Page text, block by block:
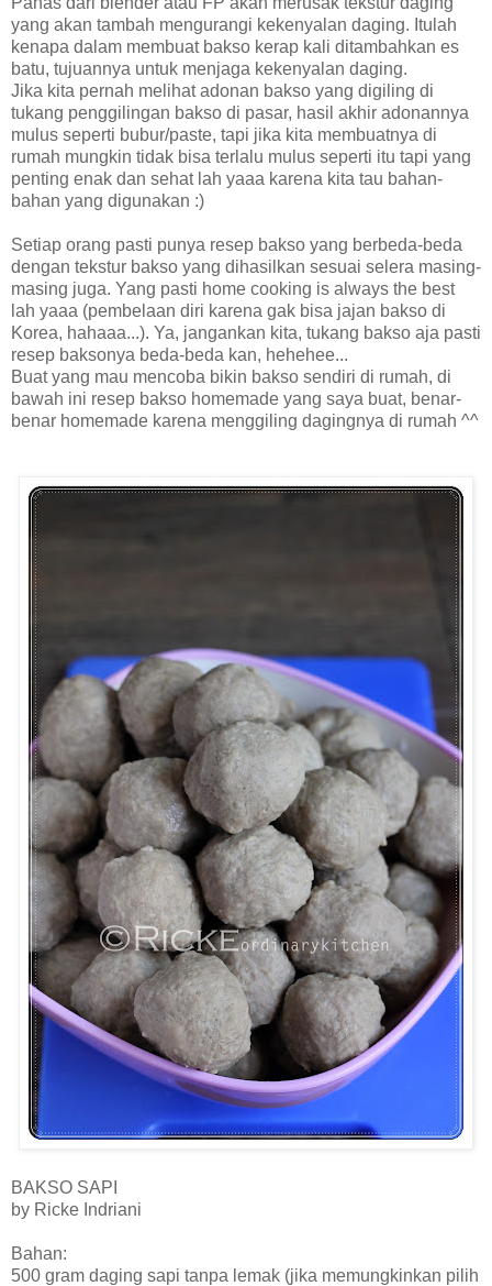
yang akan tambah mengurangi kekenyalan daging. Itulah
kenapa dalam membuat bakso kerap kali ditambahkan es
batu, tujuannya untuk menjaga kekenyalan daging.
Jika kita pernah melihat adonan bakso yang digiling di
tukang penggilingan bakso di pasar, hasil akhir adonannya
mulus seperti bubur/paste, tapi jika kita membuatnya di
rumah mungkin tidak bisa terlalu mulus seperti itu tapi yang
penting enak dan sehat lah yaaa karena kita tau bahan-
bahan yang digunakan :)
Setiap orang pasti punya resep bakso yang berbeda-beda
dengan tekstur bakso yang dihasilkan sesuai selera masing-
masing juga. Yang pasti home cooking is always the best
lah yaaa (pembelaan diri karena gak bisa jajan bakso di
Korea, hahaaa...). Ya, jangankan kita, tukang bakso aja pasti
resep baksonya beda-beda kan, hehehee...
Buat yang mau mencoba bikin bakso sendiri di rumah, di
bawah ini resep bakso homemade yang saya buat, benar-
benar homemade karena menggiling dagingnya di rumah ^^
BAKSO SAPI
by Ricke Indriani
Bahan:
500 gram daging sapi tanpa lemak (jika memungkinkan pilih